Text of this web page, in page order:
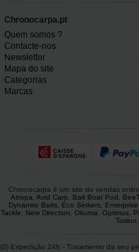
Chronocarpa.pt
Quem somos ?
Contacte-nos
Newsletter
Mapa do site
Categorias
Marcas
Chronocarpa é um site de vendas
Atropa Avid Carp Bait Boat Pod
Dynamite Baits, Eco Sinkers,
Tackle
New Direction Okuma Optimus,
Toslon
(0) Expedição 24h - Tratamento da seu